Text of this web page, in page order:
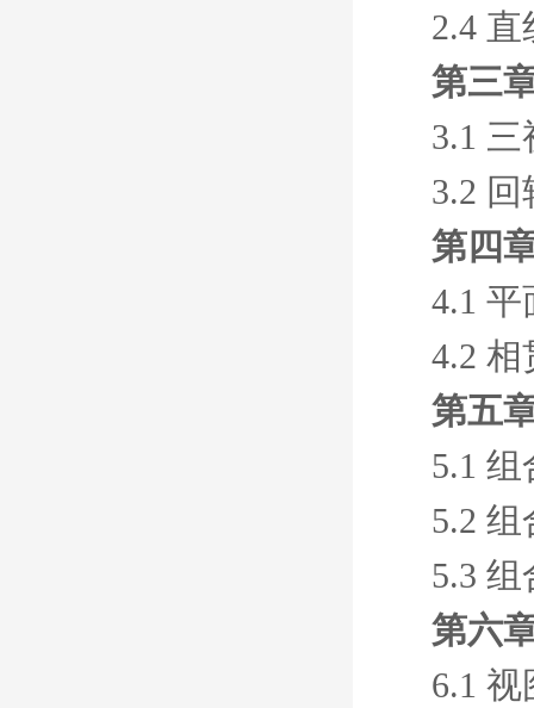
2.4
第三
3.1
3.2 回
第四
4.1
4.2 相
第五
5.1
5.2
5.3
第六
6.1 视